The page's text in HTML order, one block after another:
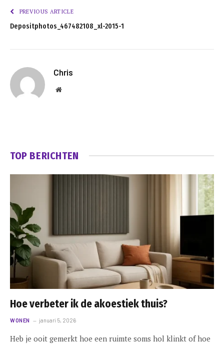
PREVIOUS ARTICLE
Depositphotos_467482108_xl-2015-1
Chris
Website
TOP BERICHTEN
Hoe verbeter ik de akoestiek thuis?
WONEN januari 5, 2026
Heb je ooit gemerkt hoe een ruimte soms hol klinkt of hoe